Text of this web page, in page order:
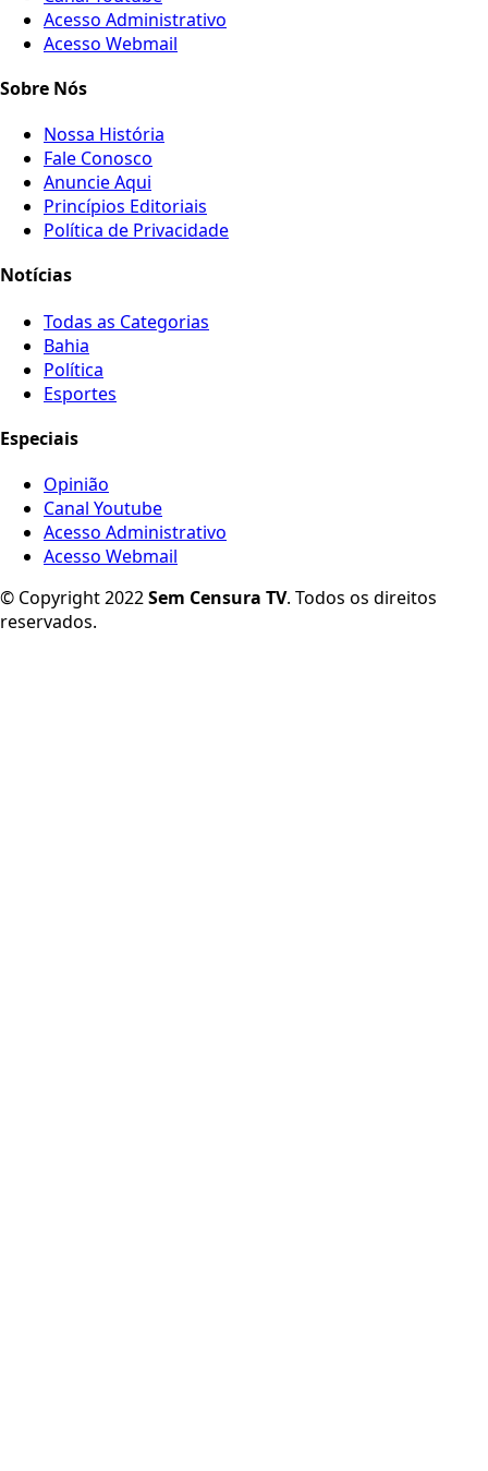
Acesso Administrativo
Acesso Webmail
Sobre Nós
Nossa História
Fale Conosco
Anuncie Aqui
Princípios Editoriais
Política de Privacidade
Notícias
Todas as Categorias
Bahia
Política
Esportes
Especiais
Opinião
Canal Youtube
Acesso Administrativo
Acesso Webmail
© Copyright 2022Sem Censura TV. Todos os direitos
reservados.